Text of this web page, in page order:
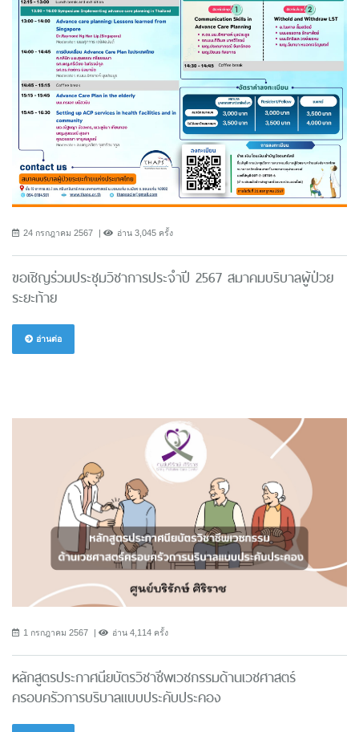
24 กรกฎาคม 2567 อ่าน 3,045 ครั้ง
ขอเชิญร่วมประชุมวิชาการประจำปี 2567 สมาคมบริบาลผู้ป่วย
ระยะท้าย
อ่านต่อ
1 กรกฎาคม 2567 อ่าน 4,114 ครั้ง
หลักสูตรประกาศนียบัตรวิชาชีพเวชกรรมด้านเวชศาสตร์
ครอบครัวการบริบาลแบบประคับประคอง